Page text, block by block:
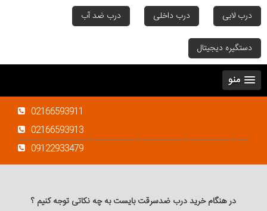
درب لابی درب داخلی درب ضد آب
دستگیره دیجیتال
منو
02166593911
02166593913
09122933479
در هنگام خرید درب ضدسرقت بایست به چه نکاتی توجه کنیم ؟